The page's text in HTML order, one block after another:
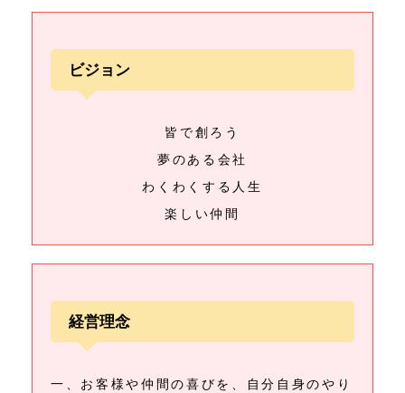
ビジョン
皆で創ろう
夢のある会社
わくわくする人生
楽しい仲間
経営理念
一、お客様や仲間の喜びを、自分自身のやり